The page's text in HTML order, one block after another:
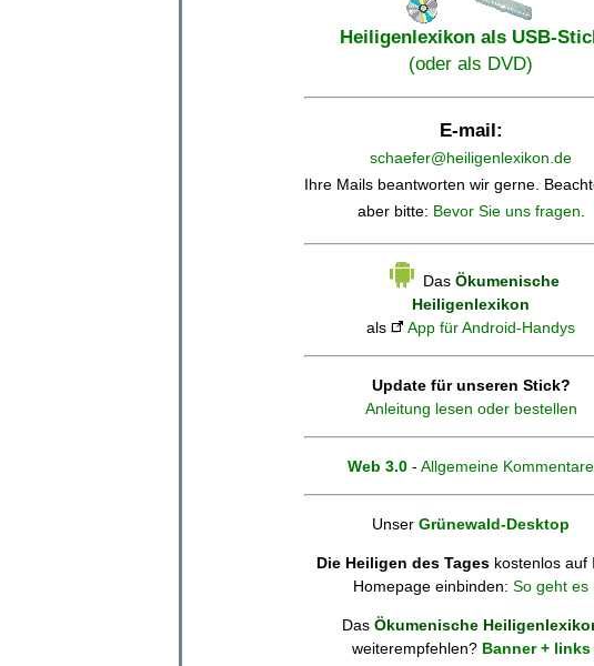
Heiligenlexikon als USB-
(oder als DVD)
E-mail:
schaefer@heiligenlexikon.de
Ihre Mails beantworten wir gerne.
aber bitte: Bevor Sie uns fragen.
Das Ökumenische
Heiligenlexikon
als
App für Android-Handys
Update für unseren Stick?
Anleitung lesen oder bestellen
Web 3.0 - Allgemeine Kommentare
Unser Grünewald-Desktop
Die Heiligen des Tages kostenlos auf
Homepage einbinden: So geht es
Das Ökumenische
weiterempfehlen? Banner + links